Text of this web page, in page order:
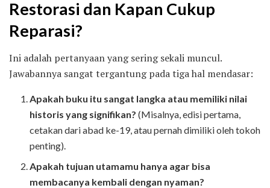
Restorasi dan Kapan Cukup
Reparasi?
Ini adalah pertanyaan yang sering sekali muncul.
Jawabannya sangat tergantung pada tiga hal mendasar:
Apakah buku itu sangat langka atau memiliki nilai
historis yang signifikan? (Misalnya, edisi pertama,
cetakan dari abad ke-19, atau pernah dimiliki oleh tokoh
penting).
Apakah tujuan utamamu hanya agar bisa
membacanya kembali dengan nyaman?